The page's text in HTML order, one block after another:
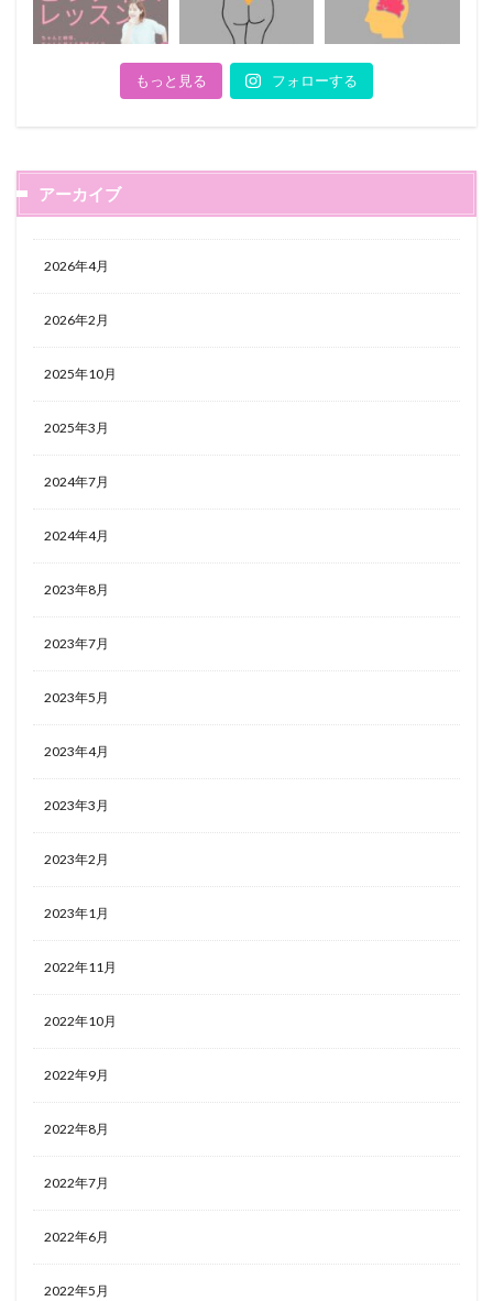
もっと見る フォローする
アーカイブ
2026年4月
2026年2月
2025年10月
2025年3月
2024年7月
2024年4月
2023年8月
2023年7月
2023年5月
2023年4月
2023年3月
2023年2月
2023年1月
2022年11月
2022年10月
2022年9月
2022年8月
2022年7月
2022年6月
2022年5月